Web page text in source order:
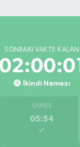
SONRAKI VAKTE KALAN
02:00:00
İkindi Namazı
GÜNEŞ
05:54